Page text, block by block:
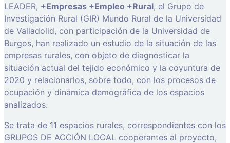
LEADER, +Empresas +Empleo +Rural, el Grupo de
Investigación Rural (GIR) Mundo Rural de la Universidad
de Valladolid, con participación de la Universidad de
Burgos, han realizado un estudio de la situación de las
empresas rurales, con objeto de diagnosticar la
situación actual del tejido económico y la coyuntura de
2020 y relacionarlos, sobre todo, con los procesos de
ocupación y dinámica demográfica de los espacios
analizados.
Se trata de 11 espacios rurales, correspondientes con los
GRUPOS DE ACCIÓN LOCAL cooperantes al proyecto,